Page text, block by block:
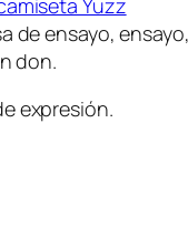
de ensayo,
don.
expresión.